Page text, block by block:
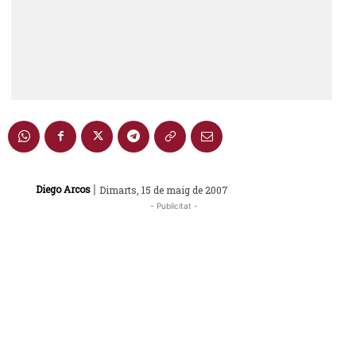
Diego Arcos | Dimarts, 15 de maig de 2007
- Publicitat -